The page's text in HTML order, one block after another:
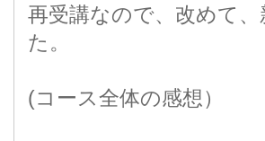
再受講なので、改めて
た。
(コース全体の感想）